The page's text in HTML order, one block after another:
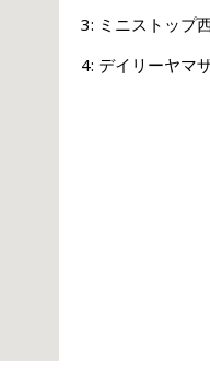
3: ミニストップ
4: デイリーヤマ